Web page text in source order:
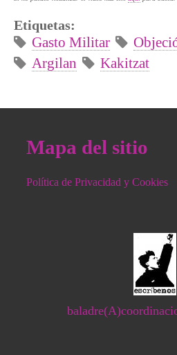
Etiquetas:
Gasto Militar
Argilan
Kakitzat
Mapa del sitio
Política de Privacidad y Cookies